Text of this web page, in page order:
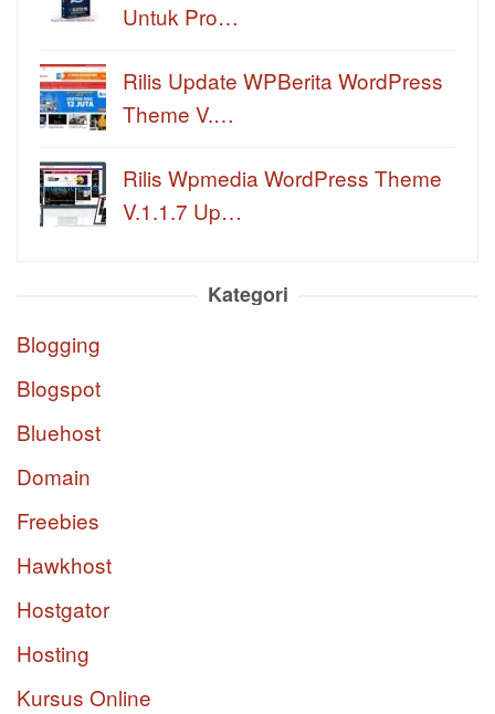
Untuk Pro…
Rilis Update WPBerita WordPress
Theme V.…
Rilis Wpmedia WordPress Theme
V.1.1.7 Up…
Kategori
Blogging
Blogspot
Bluehost
Domain
Freebies
Hawkhost
Hostgator
Hosting
Kursus Online